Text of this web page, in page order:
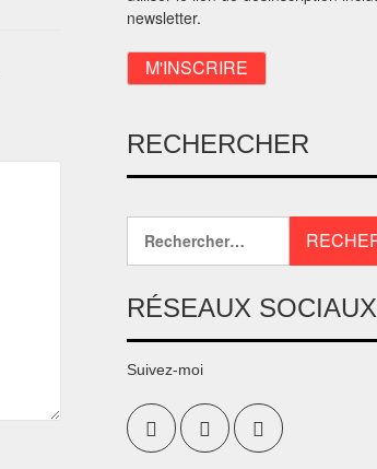
newsletter.
RECHERCHER
RÉSEAUX SOCIAUX
Suivez-moi